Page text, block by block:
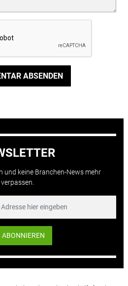
ABSENDEN
und keine Branchen-News mehr
verpassen.
ABONNIEREN